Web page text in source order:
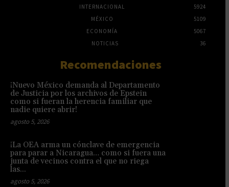
INTERNACIONAL
5924
MÉXICO
5109
ECONOMÍA
5067
NOTICIAS
36
Recomendaciones
¡Nuevo México demanda al Departamento
de Justicia por los archivos de Epstein
como si fueran la herencia familiar que
nadie quiere abrir!
agosto 5, 2026
¡La OEA arma un cónclave de emergencia
para parar a Nicaragua… como si fuera una
junta de vecinos contra el que no riega
las...
agosto 5, 2026